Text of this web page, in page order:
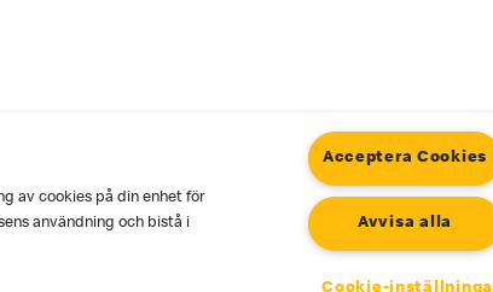
Användarvillkor
av cookies på din enhet för
användning och bistå i
Acceptera Cookies
Avvisa alla
Cookie-